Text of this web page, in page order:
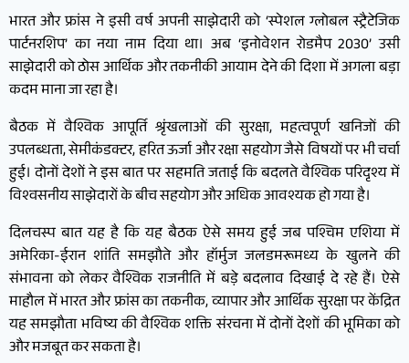
भारत और फ्रांस ने इसी वर्ष अपनी साझेदारी को ‘स्पेशल ग्लोबल स्ट्रैटेजिक
पार्टनरशिप’ का नया नाम दिया था। अब ‘इनोवेशन रोडमैप 2030’ उसी
साझेदारी को ठोस आर्थिक और तकनीकी आयाम देने की दिशा में अगला बड़ा
कदम माना जा रहा है।
बैठक में वैश्विक आपूर्ति श्रृंखलाओं की सुरक्षा, महत्वपूर्ण खनिजों की
उपलब्धता, सेमीकंडक्टर, हरित ऊर्जा और रक्षा सहयोग जैसे विषयों पर भी चर्चा
हुई। दोनों देशों ने इस बात पर सहमति जताई कि बदलते वैश्विक परिदृश्य में
विश्वसनीय साझेदारों के बीच सहयोग और अधिक आवश्यक हो गया है।
दिलचस्प बात यह है कि यह बैठक ऐसे समय हुई जब पश्चिम एशिया में
अमेरिका-ईरान शांति समझौते और हॉर्मुज जलडमरूमध्य के खुलने की
संभावना को लेकर वैश्विक राजनीति में बड़े बदलाव दिखाई दे रहे हैं। ऐसे
माहौल में भारत और फ्रांस का तकनीक, व्यापार और आर्थिक सुरक्षा पर केंद्रित
यह समझौता भविष्य की वैश्विक शक्ति संरचना में दोनों देशों की भूमिका को
और मजबूत कर सकता है।